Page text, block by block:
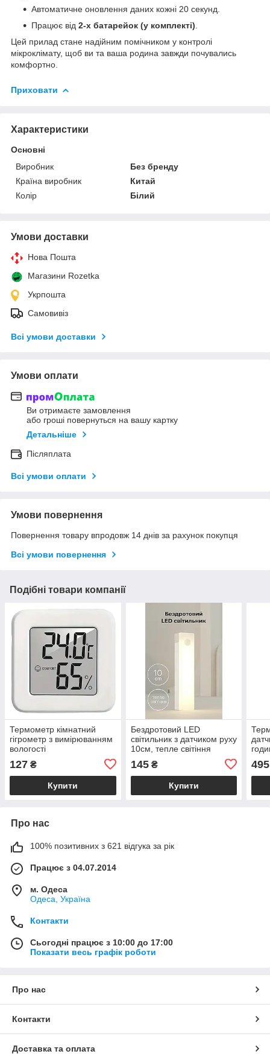
Автоматичне оновлення даних кожні 20 секунд.
Працює від 2-х батарейок (у комплекті)
Цей прилад стане надійним помічником у контролі
мікроклімату, щоб ви та ваша родина завжди почувались
комфортно.
Приховати
Характеристики
Основні
Виробник
Без бренду
Країна виробник
Китай
Колір
Білий
Умови доставки
Нова Пошта
Магазини Rozetka
Укрпошта
Самовивіз
Всі умови доставки
Умови оплати
Ви отримаєте замовлення
або гроші повернуться на вашу картку
Детальніше
Післяплата
Всі умови оплати
Умови повернення
Повернення товару впродовж 14 днів за рахунок покупця
Всі умови повернення
Подібні товари компанії
Термометр кімнатний
гігрометр з вимірюванням
вологості
127 ₴
Купити
Бездротовий LED
світильник з датчиком руху
10см, тепле світіння
145₴
Купити
495
Про нас
100% позитивних з 621 відгука за рік
Працює з 04.07.2014
м. Одеса
Одеса, Україна
Контакти
Сьогодні працює з 10:00 до 17:00
Показати весь графік роботи
Про нас
Контакти
Доставка та оплата